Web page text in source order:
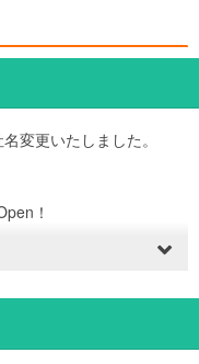
変更いたしました。
！
絡お願いします♪